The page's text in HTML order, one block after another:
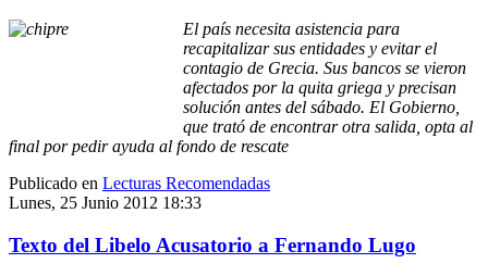
El país necesita asistencia para
recapitalizar sus entidades y evitar el
contagio de Grecia. Sus bancos se vieron
afectados por la quita griega y precisan
solución antes del sábado. El Gobierno,
que trató de encontrar otra salida, opta al
final por pedir ayuda al fondo de rescate
Publicado en Lecturas Recomendadas
Lunes, 25 Junio 2012 18:33
Texto del Libelo Acusatorio a Fernando Lugo